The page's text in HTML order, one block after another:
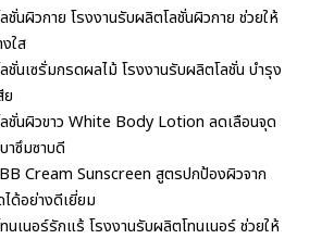
ชั่นผิวกาย โรงงานรับผลิตโลชั่นผิวกาย ช่วยให้
ใส
ชั่นเซรั่มกรดผลไม้ โรงงานรับผลิตโลชั่น บำรุง
ย
ชั่นผิวขาว White Body Lotion ลดเลือนจุด
าซึมซาบดี
Cream Sunscreen สูตรปกป้องผิวจาก
ด้อย่างดีเยี่ยม
นเนอร์รักแร้ โรงงานรับผลิตโทนเนอร์ ช่วยให้